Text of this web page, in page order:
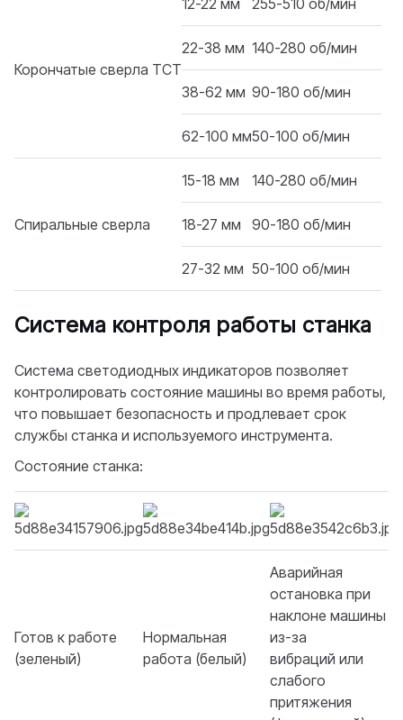
Корончатые сверла TCT
12-22 мм 255-510 об/мин
22-38 мм 140-280 об/мин
38-62 мм 90-180 об/мин
62-100 мм50-100 об/мин
Спиральные сверла
15-18 мм 140-280 об/мин
18-27 мм 90-180 об/мин
27-32 мм 50-100 об/мин
Система контроля работы станка
Система светодиодных индикаторов позволяет
контролировать состояние машины во время работы,
что повышает безопасность и продлевает срок
службы станка и используемого инструмента.
Состояние станка:
Готов к работе
(зеленый)
Нормальная
работа (белый)
Аварийная
остановка при
наклоне машины
из-за
вибраций или
слабого
притяжения